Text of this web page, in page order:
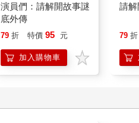
演員們：請解開故事謎
底外傳
79 折 特價 95 元
加入購物車
請解
79 折